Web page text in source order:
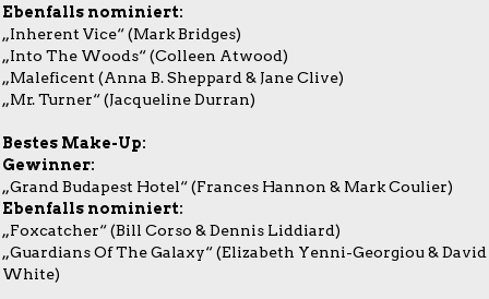
Ebenfalls nominiert:
„Inherent Vice“ (Mark Bridges)
„Into The Woods“ (Colleen Atwood)
„Maleficent (Anna B. Sheppard & Jane Clive)
„Mr. Turner“ (Jacqueline Durran)
Bestes Make-Up:
Gewinner:
„Grand Budapest Hotel“ (Frances Hannon & Mark Coulier)
Ebenfalls nominiert:
„Foxcatcher“ (Bill Corso & Dennis Liddiard)
„Guardians Of The Galaxy“ (Elizabeth Yenni-Georgiou & David
White)